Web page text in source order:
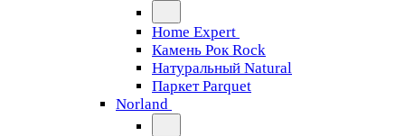
Home Expert
Камень Рок Rock
Натуральный Natural
Паркет Parquet
Norland